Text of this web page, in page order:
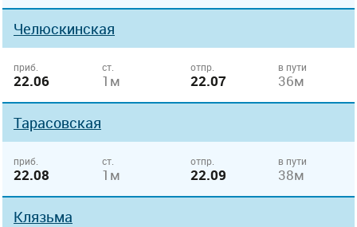
Челюскинская
приб.
22.06
ст.
1м
отпр.
22.07
в пути
36м
Тарасовская
приб.
22.08
ст.
1м
отпр.
22.09
в пути
38м
Клязьма